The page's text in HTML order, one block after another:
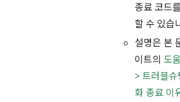
종료 코드
할 수 있습
설명은 본
이트의 도
> 트러블
화 종료 이